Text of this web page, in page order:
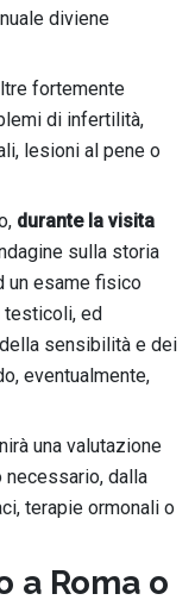
diviene
fortemente
di infertilità,
lesioni al pene o
durante la visita
sulla storia
un esame fisico
testicoli, ed
sensibilità e dei
eventualmente,
una valutazione
necessario, dalla
terapie ormonali o
a Roma o